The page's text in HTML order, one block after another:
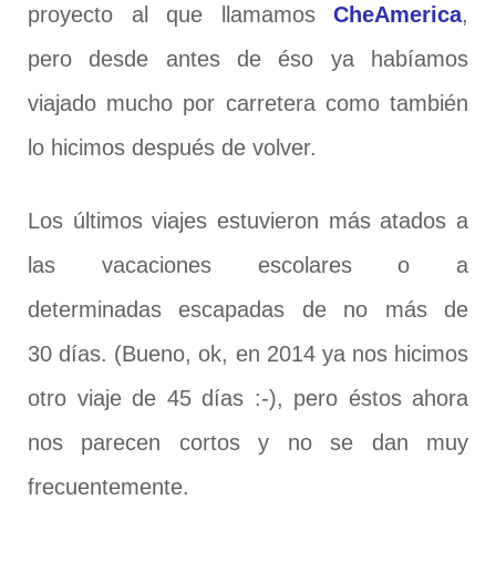
proyecto al que llamamos CheAmerica,
pero desde antes de éso ya habíamos
viajado mucho por carretera como también
lo hicimos después de volver.
Los últimos viajes estuvieron más atados a
las vacaciones escolares o a
determinadas escapadas de no más de
30 días. (Bueno, ok, en 2014 ya nos hicimos
otro viaje de 45 días :-), pero éstos ahora
nos parecen cortos y no se dan muy
frecuentemente.